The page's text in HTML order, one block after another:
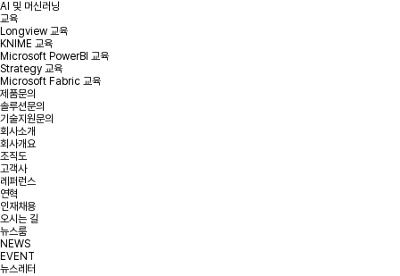
AI 및 머신러닝
교육
Longview 교육
KNIME 교육
Microsoft PowerBI 교육
Strategy 교육
Microsoft Fabric 교육
제품문의
솔루션문의
기술지원문의
회사소개
회사개요
조직도
고객사
레퍼런스
연혁
인재채용
오시는 길
뉴스룸
NEWS
EVENT
뉴스레터